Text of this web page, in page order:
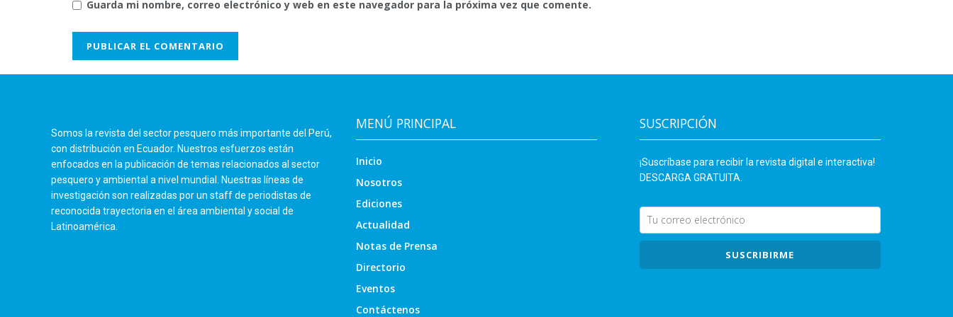
Guarda mi nombre, correo electrónico y web en este navegador para la próxima vez que comente.
Somos la revista del sector pesquero más importante del Perú,
con distribución en Ecuador. Nuestros esfuerzos están
enfocados en la publicación de temas relacionados al sector
pesquero y ambiental a nivel mundial. Nuestras líneas de
investigación son realizadas por un staff de periodistas de
reconocida trayectoria en el área ambiental y social de
Latinoamérica.
MENÚ PRINCIPAL
Inicio
Nosotros
Ediciones
Actualidad
Notas de Prensa
Directorio
Eventos
Contáctenos
SUSCRIPCIÓN
¡Suscríbase para recibir la revista digital e interactiva!
DESCARGA GRATUITA.
SUSCRIBIRME